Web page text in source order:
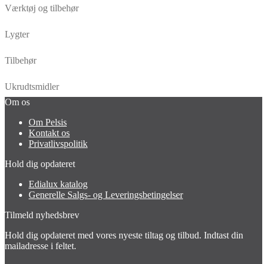
Værktøj og tilbehør
Lygter
Tilbehør
Ukrudtsmidler
Om os
Om Pelsis
Kontakt os
Privatlivspolitik
Hold dig opdateret
Edialux katalog
Generelle Salgs- og Leveringsbetingelser
Tilmeld nyhedsbrev
Hold dig opdateret med vores nyeste tiltag og tilbud. Indtast din
mailadresse i feltet.